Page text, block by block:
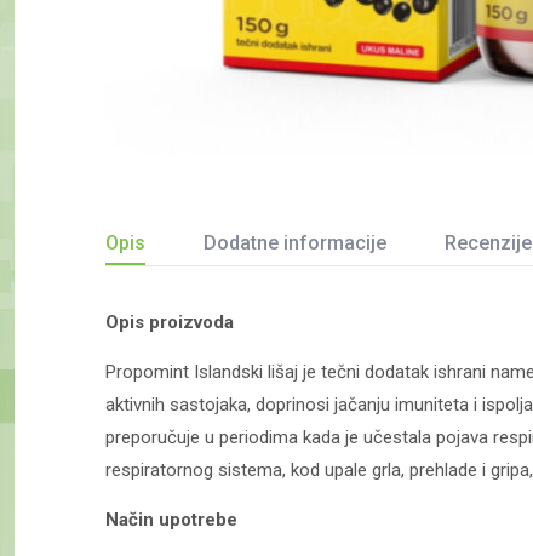
Opis Dodatne informacije
Opis proizvoda
Propomint Islandski lišaj je tečni dodatak ishrani
aktivnih sastojaka, doprinosi jačanju imuniteta i
preporučuje u periodima kada je učestala pojava
respiratornog sistema, kod upale grla, prehlade i
Način upotrebe